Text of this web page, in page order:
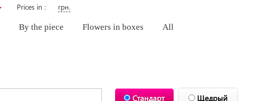
Prices in : грн.
By the piece Flowers in boxes All
Стандарт Щедрый